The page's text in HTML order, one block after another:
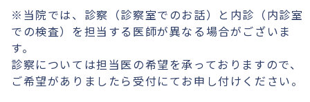
※当院では、診察（診察室でのお話）と内診（内診室
での検査）を担当する医師が異なる場合がございま
す。
診察については担当医の希望を承っておりますので、
ご希望がありましたら受付にてお申し付けください。